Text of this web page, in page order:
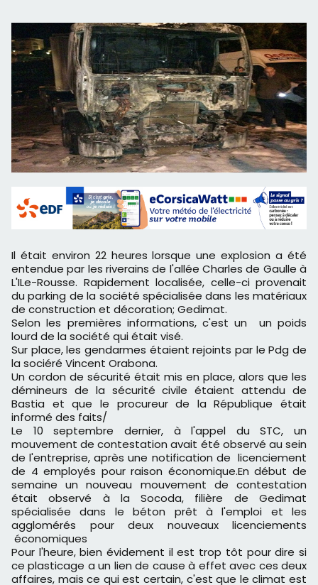
Il était environ 22 heures lorsque une explosion a été
entendue par les riverains de l'allée Charles de Gaulle à
L'ILe-Rousse. Rapidement localisée, celle-ci provenait
du parking de la société spécialisée dans les matériaux
de construction et décoration; Gedimat.
Selon les premières informations, c'est un un poids
lourd de la société qui était visé.
Sur place, les gendarmes étaient rejoints par le Pdg de
la sociéré Vincent Orabona.
Un cordon de sécurité était mis en place, alors que les
démineurs de la sécurité civile étaient attendu de
Bastia et que le procureur de la République était
informé des faits/
Le 10 septembre dernier, à l'appel du STC, un
mouvement de contestation avait été observé au sein
de l'entreprise, après une notification de licenciement
de 4 employés pour raison économique.En début de
semaine un nouveau mouvement de contestation
était observé à la Socoda, filière de Gedimat
spécialisée dans le béton prêt à l'emploi et les
agglomérés pour deux nouveaux licenciements
économiques
Pour l'heure, bien évidement il est trop tôt pour dire si
ce plasticage a un lien de cause à effet avec ces deux
affaires, mais ce qui est certain, c'est que le climat est